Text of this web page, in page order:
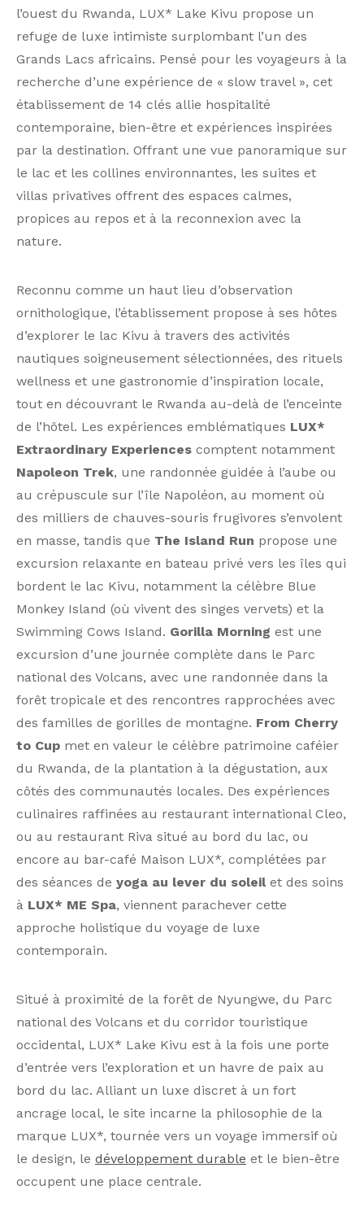
l’ouest du Rwanda, LUX* Lake Kivu propose un
refuge de luxe intimiste surplombant l’un des
Grands Lacs africains. Pensé pour les voyageurs à la
recherche d’une expérience de « slow travel », cet
établissement de 14 clés allie hospitalité
contemporaine, bien-être et expériences inspirées
par la destination. Offrant une vue panoramique sur
le lac et les collines environnantes, les suites et
villas privatives offrent des espaces calmes,
propices au repos et à la reconnexion avec la
nature.
Reconnu comme un haut lieu d’observation
ornithologique, l’établissement propose à ses hôtes
d’explorer le lac Kivu à travers des activités
nautiques soigneusement sélectionnées, des rituels
wellness et une gastronomie d’inspiration locale,
tout en découvrant le Rwanda au-delà de l’enceinte
de l’hôtel. Les expériences emblématiques LUX*
Extraordinary Experiences comptent notamment
Napoleon Trek, une randonnée guidée à l’aube ou
au crépuscule sur l’île Napoléon, au moment où
des milliers de chauves-souris frugivores s’envolent
en masse, tandis que The Island Run propose une
excursion relaxante en bateau privé vers les îles qui
bordent le lac Kivu, notamment la célèbre Blue
Monkey Island (où vivent des singes vervets) et la
Swimming Cows Island. Gorilla Morning est une
excursion d’une journée complète dans le Parc
national des Volcans, avec une randonnée dans la
forêt tropicale et des rencontres rapprochées avec
des familles de gorilles de montagne. From Cherry
to Cup met en valeur le célèbre patrimoine caféier
du Rwanda, de la plantation à la dégustation, aux
côtés des communautés locales. Des expériences
culinaires raffinées au restaurant international Cleo,
ou au restaurant Riva situé au bord du lac, ou
encore au bar-café Maison LUX*, complétées par
des séances de yoga au lever du soleil et des soins
à LUX* ME Spa, viennent parachever cette
approche holistique du voyage de luxe
contemporain.
Situé à proximité de la forêt de Nyungwe, du Parc
national des Volcans et du corridor touristique
occidental, LUX* Lake Kivu est à la fois une porte
d’entrée vers l’exploration et un havre de paix au
bord du lac. Alliant un luxe discret à un fort
ancrage local, le site incarne la philosophie de la
marque LUX*, tournée vers un voyage immersif où
le design, le développement durable et le bien-être
occupent une place centrale.